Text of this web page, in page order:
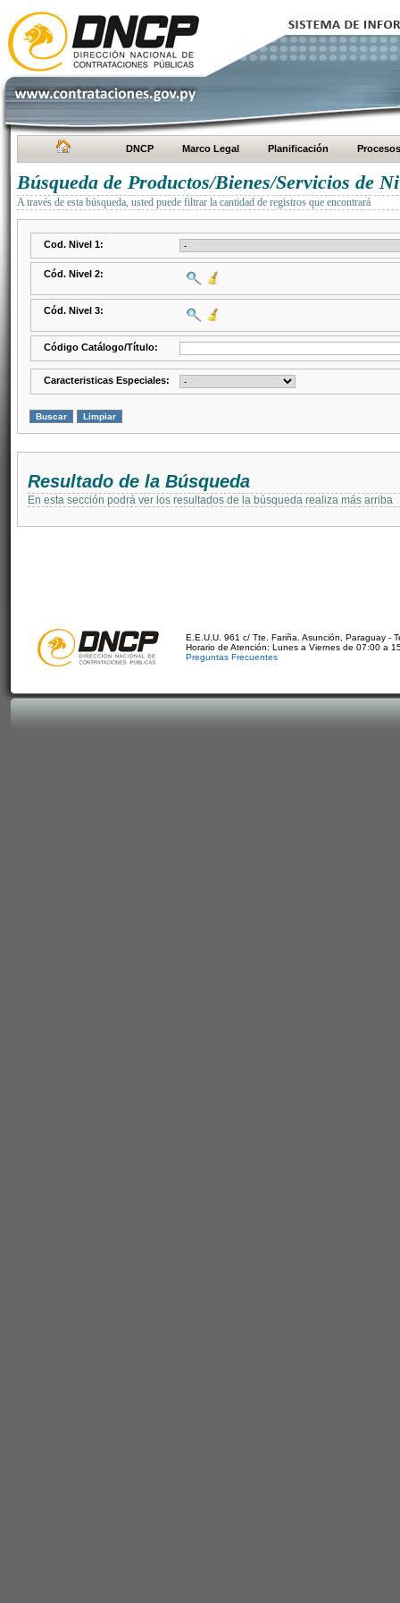
DNCP Marco Legal Planificación Procesos
Búsqueda de Productos/Bienes/Servicios de
A través de esta búsqueda, usted puede filtrar la cantidad de registros que encontrará
Cod. Nivel 1:
Cód. Nivel 2:
Cód. Nivel 3:
Código Catálogo/Título:
Caracteristicas Especiales:
Resultado de la Búsqueda
En esta sección podrá ver los resultados de la búsqueda realiza más arriba
E.E.U.U. 961 c/ Tte. Fariña. Asunción, Paraguay -
Horario de Atención: Lunes a Viernes de 07:00 a
Preguntas Frecuentes